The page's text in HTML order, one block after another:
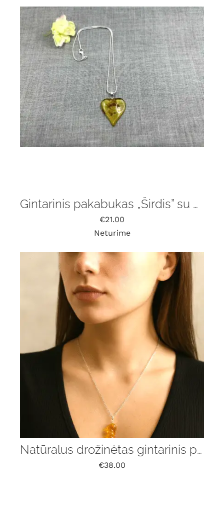
Gintarinis pakabukas „Širdis” su grandinėle
€21.00
Neturime
Natūralus drožinėtas gintarinis pakabukas „Liepsna” su grandinėle
€38.00